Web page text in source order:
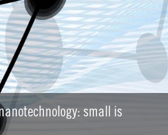
small is